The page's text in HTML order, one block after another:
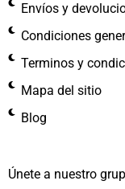
Envíos y
Condiciones
Terminos y
Mapa del sitio
Blog
Únete a nuestro